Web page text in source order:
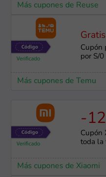
Más cupones de Reuse
Gratis
Cupón
por S/0
Más cupones de Temu
-
Cupón
toda la
Más cupones de Xiaomi